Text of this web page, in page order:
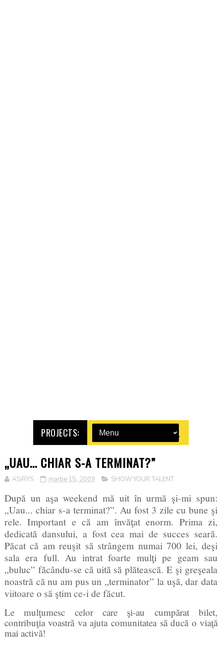
PROJECTS:
„UAU... CHIAR S-A TERMINAT?”
ASiRYS martie 15, 2009 SHOW YOUR TALENT
După un aşa weekend mă uit în urmă şi-mi spun:
„Uau... chiar s-a terminat?”. Au fost 3 zile cu bune şi
rele. Important e că am învăţat enorm. Prima zi,
dedicată dansului, a fost cea mai de succes seară.
Păcat că am reuşit să strângem numai 700 lei, deşi
sala era full. Au intrat foarte mulţi pe geam sau
„buluc” făcându-se că uită să plătească. E şi greşeala
noastră că nu am pus un „terminator” la uşă, dar data
viitoare o să ştim ce-i de făcut.
Le mulţumesc celor care şi-au cumpărat bilet,
contribuţia voastră va ajuta comunitatea să ducă o viaţă
mai activă!